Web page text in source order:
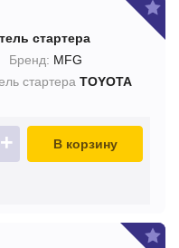
стартера
Бренд: MFG
стартера TOYOTA
+ В корзину